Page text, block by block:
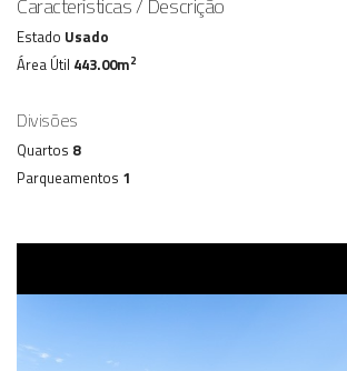
Características / Descrição
Estado Usado
Área Útil 443.00m2
Divisões
Quartos 8
Parqueamentos 1